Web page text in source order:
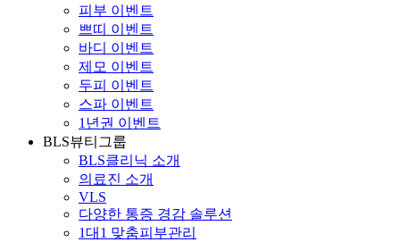
피부 이벤트
쁘띠 이벤트
바디 이벤트
제모 이벤트
두피 이벤트
스파 이벤트
1년권 이벤트
BLS뷰티그룹
BLS클리닉 소개
의료진 소개
VLS
다양한 통증 경감 솔루션
1대1 맞춤피부관리